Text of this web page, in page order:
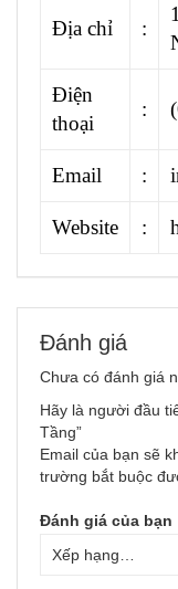
Địa chỉ :
Điện
thoại
:
Email :
Website :
Đánh giá
Chưa có đánh giá
Hãy là người đầu
Tầng”
Email của bạn sẽ
trường bắt buộc
Đánh giá của bạn